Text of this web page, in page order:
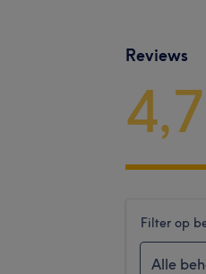
Reviews
4,7
Filter op
Alle